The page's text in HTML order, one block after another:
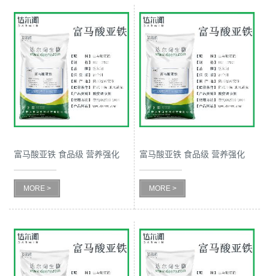
介
绍
公
司
动
态
产
品
展
富马酸亚铁 食品级 营养强化
剂 西安达尔闻 化学性质
MORE >
富马酸亚铁 食品级 营养强化
剂 西安达尔闻 使用限量
MORE >